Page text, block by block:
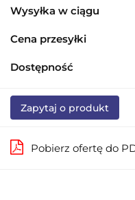
Wysyłka w ciągu
Cena przesyłki
Dostępność
Zapytaj o produkt
Pobierz ofertę do